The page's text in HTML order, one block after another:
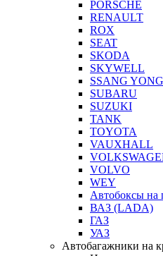
PORSCHE
RENAULT
ROX
SEAT
SKODA
SKYWELL
SSANG YONG
SUBARU
SUZUKI
TANK
TOYOTA
VAUXHALL
VOLVO
WEY
Автобоксы на
ВАЗ (LADA)
ГАЗ
УАЗ
Автобагажники на